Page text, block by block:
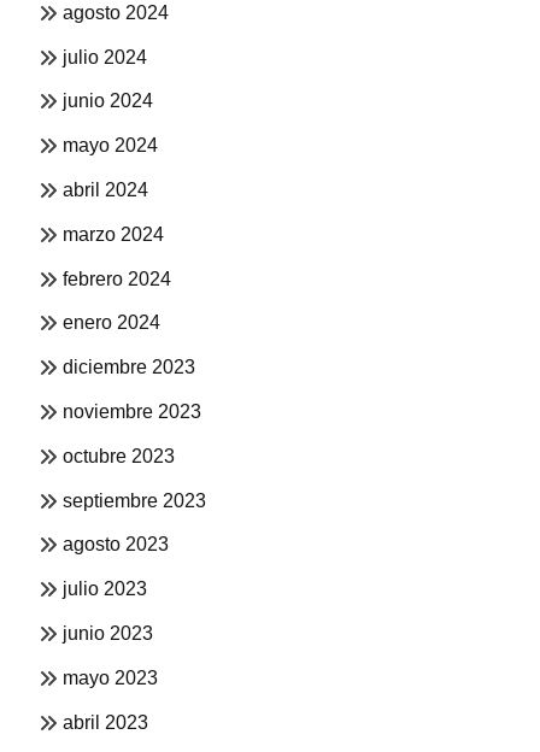
agosto 2024
julio 2024
junio 2024
mayo 2024
abril 2024
marzo 2024
febrero 2024
enero 2024
diciembre 2023
noviembre 2023
octubre 2023
septiembre 2023
agosto 2023
julio 2023
junio 2023
mayo 2023
abril 2023